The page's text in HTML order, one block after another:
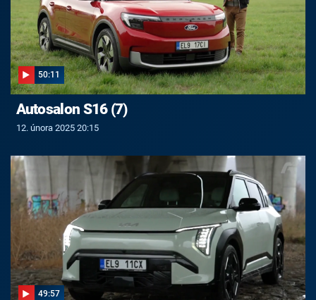
50:11
Autosalon S16 (7)
12. února 2025 20:15
49:57